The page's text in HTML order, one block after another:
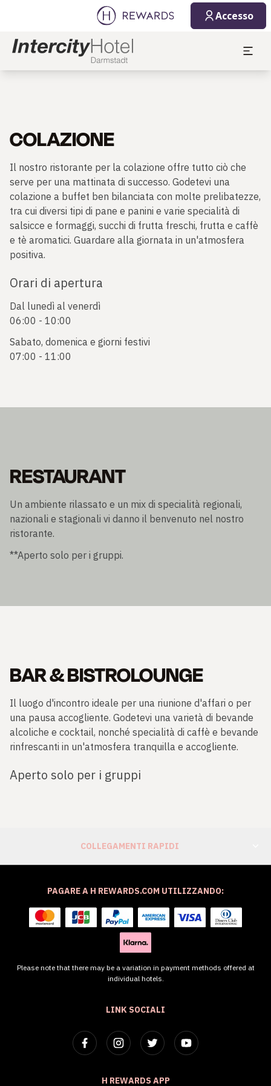
Accesso
COLAZIONE
Il nostro ristorante per la colazione offre tutto ciò che
serve per una mattinata di successo. Godetevi una
colazione a buffet ben bilanciata con molte prelibatezze,
tra cui diversi tipi di pane e panini e varie specialità di
salsicce e formaggi, succhi di frutta freschi, frutta e caffè
e tè aromatici. Guardare alla giornata in un'atmosfera
positiva.
Orari di apertura
Dal lunedì al venerdì
06:00 - 10:00
Sabato, domenica e giorni festivi
07:00 - 11:00
RESTAURANT
Un ambiente rilassato e un mix di specialità regionali,
nazionali e stagionali vi danno il benvenuto nel nostro
ristorante.
**Aperto solo per i gruppi.
BAR & BISTROLOUNGE
Il luogo d'incontro ideale per una riunione d'affari o per
una pausa accogliente. Godetevi una varietà di bevande
alcoliche e cocktail, nonché specialità di caffè e bevande
rinfrescanti in un'atmosfera tranquilla e accogliente.
Aperto solo per i gruppi
COLLEGAMENTI RAPIDI
LINK SOCIALI
H REWARDS APP
PAGARE A H REWARDS.COM UTILIZZANDO:
Please note that there may be a variation in payment methods offered at
individual hotels.